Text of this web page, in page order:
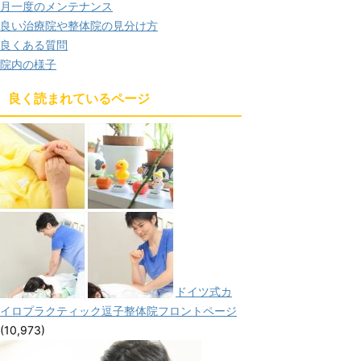
月一度のメンテナンス
良い治療院や整体院の見分け方
良くある質問
院内の様子
良く読まれているページ
ドイツ式カ
イロプラクティック逗子整体院フロントページ
(10,973)